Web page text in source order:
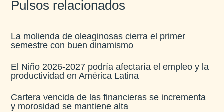
Pulsos relacionados
La molienda de oleaginosas cierra el primer
semestre con buen dinamismo​
El Niño 2026-2027 podría afectaría el empleo y la
productividad en América Latina​
Cartera vencida de las financieras se incrementa
y morosidad se mantiene alta​